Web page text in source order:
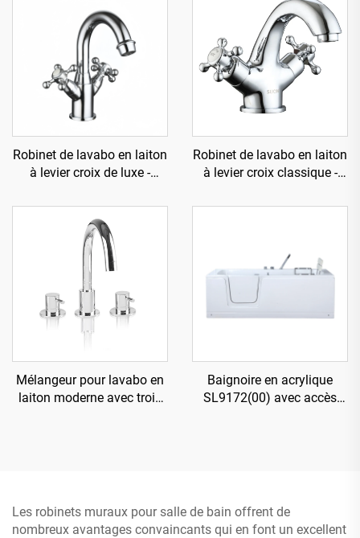
Robinet de lavabo en laiton
à levier croix de luxe -
Robinet de lavabo en laiton
à levier croix classique -
Mélangeur pour lavabo en
laiton moderne avec trois
Baignoire en acrylique
SL9172(00) avec accès
Les robinets muraux pour salle de bain offrent de
nombreux avantages convaincants qui en font un excellent